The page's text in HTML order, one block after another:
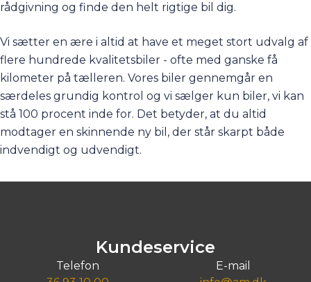
rådgivning og finde den helt rigtige bil dig.
Vi sætter en ære i altid at have et meget stort udvalg af
flere hundrede kvalitetsbiler - ofte med ganske få
kilometer på tælleren. Vores biler gennemgår en
særdeles grundig kontrol og vi sælger kun biler, vi kan
stå 100 procent inde for. Det betyder, at du altid
modtager en skinnende ny bil, der står skarpt både
indvendigt og udvendigt.
Kundeservice
Telefon
E-mail